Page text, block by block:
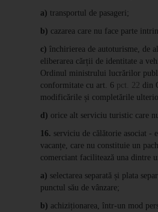
a) transportul de pasageri;
b) cazarea care nu face parte
c) închirierea de autoturisme, de
eliberarea cărții de identitate a
Ordinul ministrului lucrărilor
conformitate cu art. 6 pct. 22 din
modificările și completările
d) orice alt serviciu turistic care
16. serviciu de călătorie asociat -
vacanțe, care nu constituie un
comerciant facilitează una dintre
a) selectarea separată și plata
punctul său de vânzare;
b) achiziționarea, într-un mod